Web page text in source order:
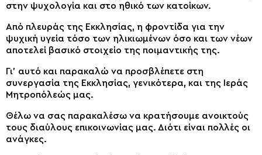
στην ψυχολογία και στο ηθικό των κατοίκων.
Από πλευράς της Εκκλησίας, η φροντίδα για την
ψυχική υγεία τόσο των ηλικιωμένων όσο και των νέων
αποτελεί βασικό στοιχείο της ποιμαντικής της.
Γι’ αυτό και παρακαλώ να προσβλέπετε στη
συνεργασία της Εκκλησίας, γενικότερα, και της Ιεράς
Μητροπόλεώς μας.
Θέλω να σας παρακαλέσω να κρατήσουμε ανοικτούς
τους διαύλους επικοινωνίας μας. Διότι είναι πολλές οι
ανάγκες.